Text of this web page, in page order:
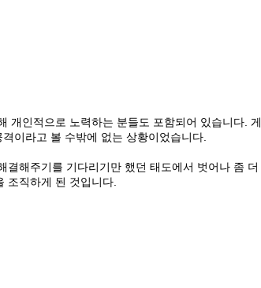
개인적으로 노력하는 분들도 포함되어 있습니다 게
이라고 볼 수밖에 없는 상황이었습니다
해주기를 기다리기만 했던 태도에서 벗어나 좀 더
조직하게 된 것입니다